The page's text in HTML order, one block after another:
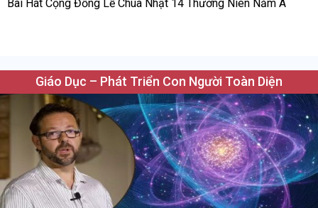
Bài Hát Cộng Đồng Lễ Chúa Nhật 14 Thường Niên Năm A
Giáo Dục – Phát Triển Con Người Toàn Diện